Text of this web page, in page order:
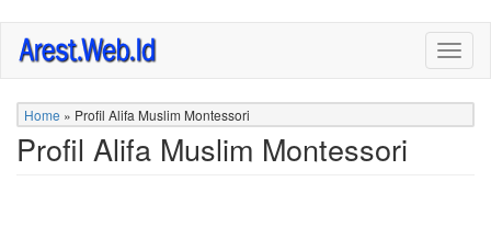
Skip
main
content
Home » Profil Alifa Muslim Montessori
Profil Alifa Muslim Montessori